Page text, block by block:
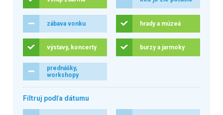
zábava vonku hrady a múzeá
výstavy, koncerty burzy a jarmoky
prednášky,
workshopy
Filtruj podľa dátumu